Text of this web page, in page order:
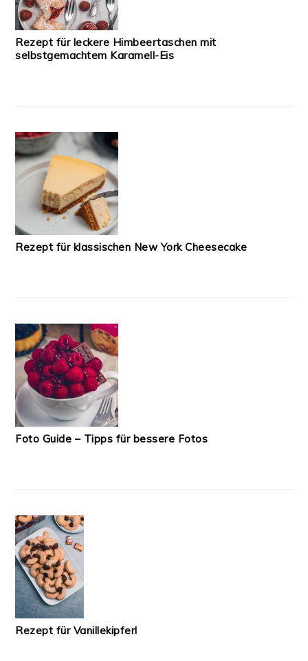
Rezept für leckere Himbeertaschen mit
selbstgemachtem Karamell-Eis
Rezept für klassischen New York Cheesecake
Foto Guide – Tipps für bessere Fotos
Rezept für Vanillekipferl